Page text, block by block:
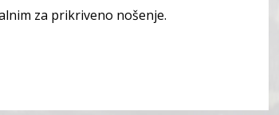
za prikriveno nošenje.